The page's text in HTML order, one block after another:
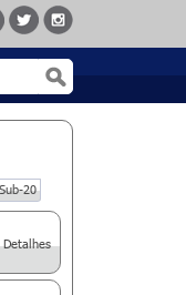
20
Detalhes